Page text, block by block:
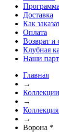
Доставка
Как
Оплата
Возврат и
Клубная
Наши
Главная
→
→
→
Ворона *